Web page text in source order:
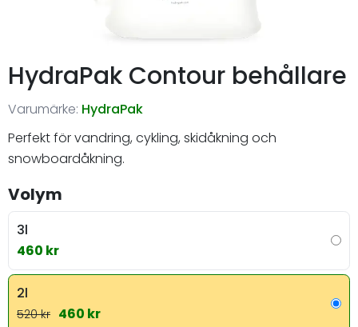
HydraPak Contour behållare
Varumärke: HydraPak
Perfekt för vandring, cykling, skidåkning och
snowboardåkning.
Volym
3l
460 kr
2l
520 kr 460 kr